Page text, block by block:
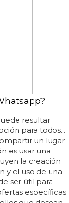
resultar
para todos...
un lugar
es usar una
la creación
y el uso de una
ser útil para
específicas